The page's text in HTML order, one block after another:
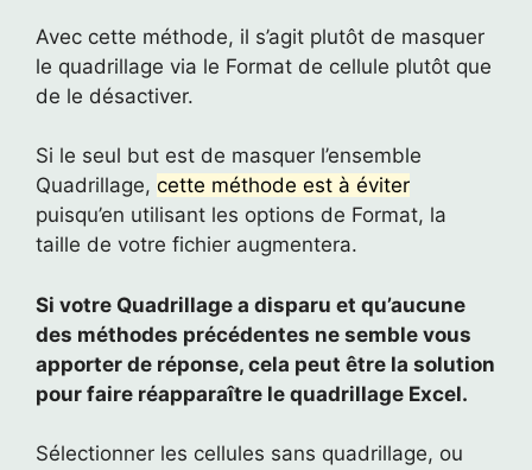
Avec cette méthode, il s’agit plutôt de masquer
le quadrillage via le Format de cellule plutôt que
de le désactiver.
Si le seul but est de masquer l’ensemble
Quadrillage, cette méthode est à éviter
puisqu’en utilisant les options de Format, la
taille de votre fichier augmentera.
Si votre Quadrillage a disparu et qu’aucune
des méthodes précédentes ne semble vous
apporter de réponse, cela peut être la solution
pour faire réapparaître le quadrillage Excel.
Sélectionner les cellules sans quadrillage, ou